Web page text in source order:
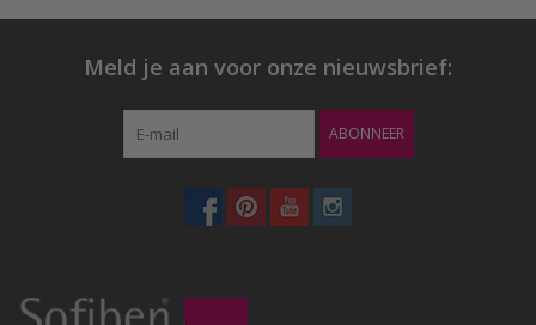
Meld je aan voor onze nieuwsbrief:
ABONNEER